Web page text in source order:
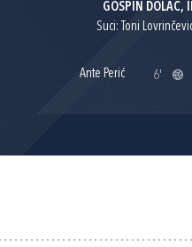
GOSPIN
Suci: Toni
Ante Perić 6'